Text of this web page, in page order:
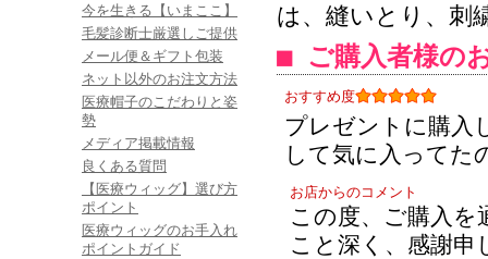
今を生きる【いまここ】
毛髪診断士厳選しご提供
メール便＆ギフト包装
ネット以外のお注文方法
医療帽子のこだわりと姿
勢
メディア掲載情報
良くある質問
【医療ウィッグ】選び方
ポイント
医療ウィッグのお手入れ
ポイントガイド
は、縫いとり、刺
■ ご購入者様の
おすすめ度
プレゼントに購入
して気に入ってた
お店からのコメント
この度、ご購入
こと深く、感謝申